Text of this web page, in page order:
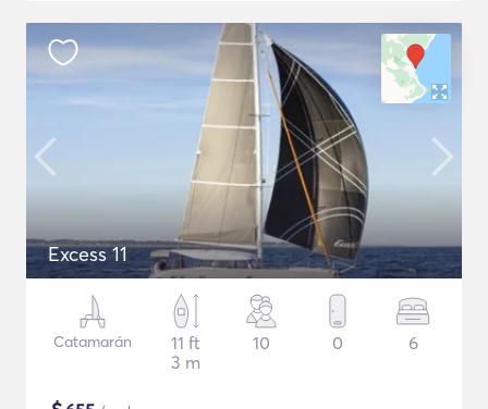
Excess 11
Catamarán
11 ft
3 m
10 0 6